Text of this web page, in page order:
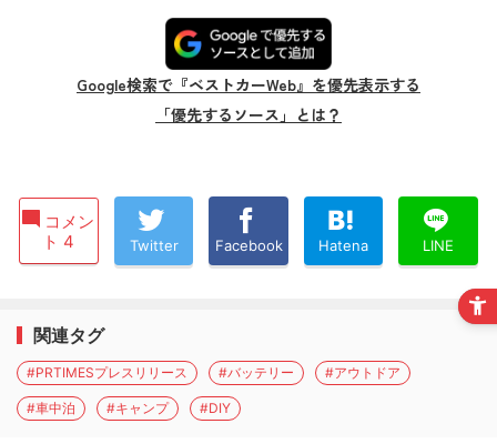
Google検索で『ベストカーWeb』を優先表示する
「優先するソース」とは？
コメン
ト 4
Twitter Facebook Hatena LINE
関連タグ
#PRTIMESプレスリリース #バッテリー #アウトドア
#車中泊 #キャンプ #DIY